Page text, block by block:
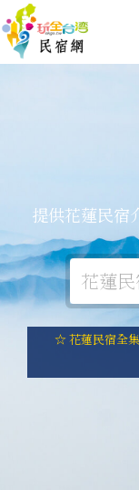
提供花蓮民宿
☆ 花蓮民宿全集